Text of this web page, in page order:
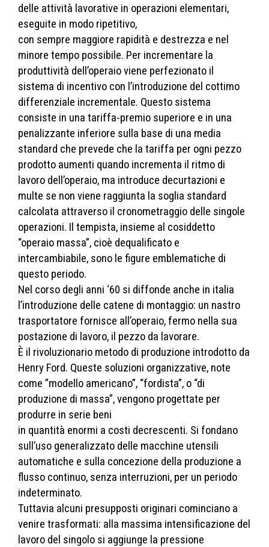
delle attività lavorative in operazioni elementari,
eseguite in modo ripetitivo,
con sempre maggiore rapidità e destrezza e nel
minore tempo possibile. Per incrementare la
produttività dell’operaio viene perfezionato il
sistema di incentivo con l’introduzione del cottimo
differenziale incrementale. Questo sistema
consiste in una tariffa-premio superiore e in una
penalizzante inferiore sulla base di una media
standard che prevede che la tariffa per ogni pezzo
prodotto aumenti quando incrementa il ritmo di
lavoro dell’operaio, ma introduce decurtazioni e
multe se non viene raggiunta la soglia standard
calcolata attraverso il cronometraggio delle singole
operazioni. Il tempista, insieme al cosiddetto
“operaio massa”, cioè dequalificato e
intercambiabile, sono le figure emblematiche di
questo periodo.
Nel corso degli anni ‘60 si diffonde anche in italia
l’introduzione delle catene di montaggio: un nastro
trasportatore fornisce all’operaio, fermo nella sua
postazione di lavoro, il pezzo da lavorare.
È il rivoluzionario metodo di produzione introdotto da
Henry Ford. Queste soluzioni organizzative, note
come ”modello americano”, “fordista”, o “di
produzione di massa”, vengono progettate per
produrre in serie beni
in quantità enormi a costi decrescenti. Si fondano
sull’uso generalizzato delle macchine utensili
automatiche e sulla concezione della produzione a
flusso continuo, senza interruzioni, per un periodo
indeterminato.
Tuttavia alcuni presupposti originari cominciano a
venire trasformati: alla massima intensificazione del
lavoro del singolo si aggiunge la pressione